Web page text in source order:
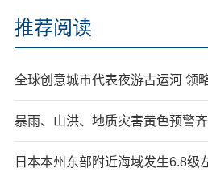
推荐阅读
全球创意城市代表夜游古运河 领
暴雨、山洪、地质灾害黄色预警
日本本州东部附近海域发生6.8级